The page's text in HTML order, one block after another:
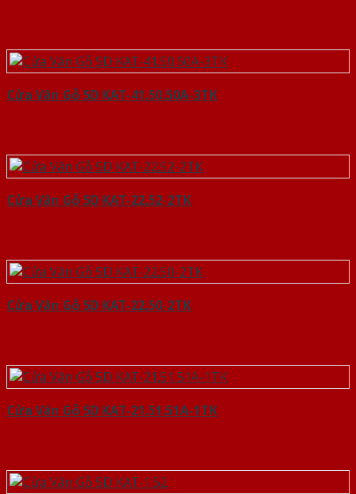
Cửa Vân Gỗ 5D KAT-41.50.50A-3TK
Cửa Vân Gỗ 5D KAT-22.52-2TK
Cửa Vân Gỗ 5D KAT-22.50-2TK
Cửa Vân Gỗ 5D KAT-21.51.51A-1TK